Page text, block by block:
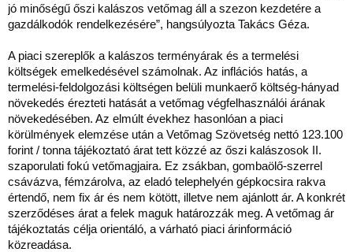
jó minőségű őszi kalászos vetőmag áll a szezon kezdetére a
gazdálkodók rendelkezésére”, hangsúlyozta Takács Géza.
A piaci szereplők a kalászos terményárak és a termelési
költségek emelkedésével számolnak. Az inflációs hatás, a
termelési-feldolgozási költségen belüli munkaerő költség-hányad
növekedés érezteti hatását a vetőmag végfelhasználói árának
növekedésében. Az elmúlt évekhez hasonlóan a piaci
körülmények elemzése után a Vetőmag Szövetség nettó 123.100
forint / tonna tájékoztató árat tett közzé az őszi kalászosok II.
szaporulati fokú vetőmagjaira. Ez zsákban, gombaölő-szerrel
csávázva, fémzárolva, az eladó telephelyén gépkocsira rakva
értendő, nem fix ár és nem kötött, illetve nem ajánlott ár. A konkrét
szerződéses árat a felek maguk határozzák meg. A vetőmag ár
tájékoztatás célja orientáló, a várható piaci árinformáció
közreadása.